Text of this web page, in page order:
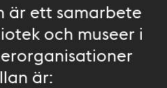
är ett samarbete
och museer i
är: